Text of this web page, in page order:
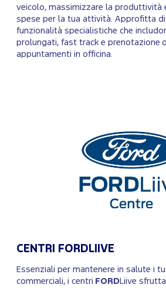
veicolo, massimizzare la produttività
spese per la tua attività. Approfitta di
funzionalità specialistiche che
prolungati, fast track e prenotazione
appuntamenti in officina.
CENTRI FORDLIIVE
Essenziali per mantenere in salute i
commerciali, i centri FORDLiive